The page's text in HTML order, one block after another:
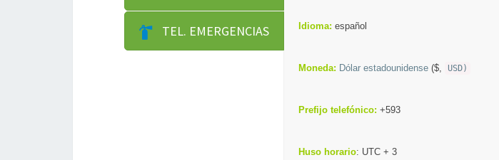
TEL. EMERGENCIAS Idioma: español
Moneda: Dólar estadounidense ($, USD)
Prefijo telefónico: +593
Huso horario: UTC + 3